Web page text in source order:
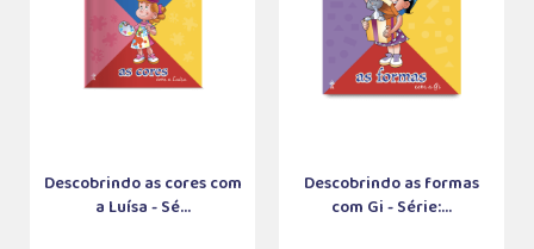
Descobrindo as cores com
a Luísa - Sé...
Descobrindo as formas
com Gi - Série:...